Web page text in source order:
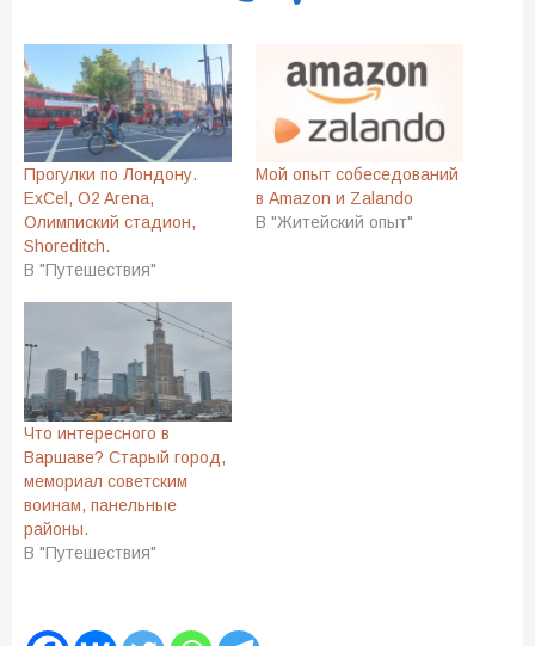
Прогулки по Лондону.
ExCel, O2 Arena,
Олимпиский стадион,
Shoreditch.
В "Путешествия"
Мой опыт собеседований
в Amazon и Zalando
В "Житейский опыт"
Что интересного в
Варшаве? Старый город,
мемориал советским
воинам, панельные
районы.
В "Путешествия"